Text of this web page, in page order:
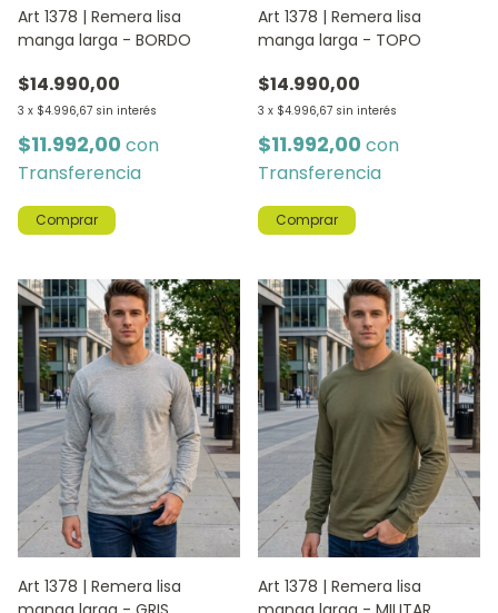
Art 1378 | Remera lisa
manga larga - BORDO
$14.990,00
3 x $4.996,67 sin interés
$11.992,00 con
Transferencia
Comprar
Art 1378 | Remera lisa
manga larga - TOPO
$14.990,00
3 x $4.996,67 sin interés
$11.992,00 con
Transferencia
Comprar
Art 1378 | Remera lisa
Art 1378 | Remera lisa